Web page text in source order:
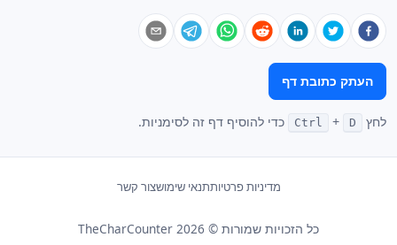
העתק כתובת דף
לחץ Ctrl + D כדי להוסיף דף זה לסימניות.
מדיניות פרטיותתנאי שימושצור קשר
כל הזכויות שמורות © 2026 TheCharCounter